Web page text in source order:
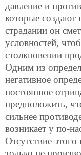
давление и
которые создают
страдании он
условностей,
столкновении
Одним из
негативное
постоянное
предположить,
сильнее
возникает у по-
Отсутствие